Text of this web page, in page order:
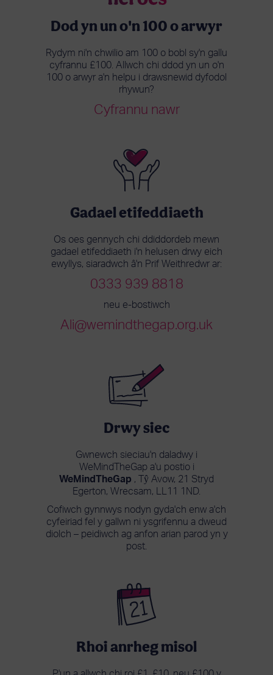
Dod yn un o'n100 o arwyr
Rydym ni'n chwilio am 100 o bobl sy'n gallu
cyfrannu £100. Allwch chi ddod yn un o'n
100 o arwyr a'n helpu i drawsnewid dyfodol
rhywun?
Cyfrannu nawr
Gadael etifeddiaeth
Os oes gennych chi ddiddordeb mewn
gadael etifeddiaeth i'n helusen drwy eich
ewyllys, siaradwch â'n Prif Weithredwr ar:
0333 939 8818
neu e-bostiwch
Ali@wemindthegap.org.uk
Drwy siec
Gwnewch sieciau'n daladwy i
WeMindTheGap a'u postio i
WeMindTheGap , Tŷ Avow, 21 Stryd
Egerton, Wrecsam, LL11 1ND.
Cofiwch gynnwys nodyn gyda'ch enw a'ch
cyfeiriad fel y gallwn ni ysgrifennu a dweud
diolch – peidiwch ag anfon arian parod yn y
post.
Rhoi anrheg misol